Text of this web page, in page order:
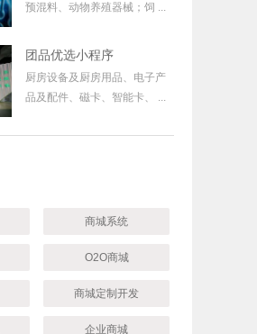
预混料、动物养殖器械；饲 ...
团品优选小程序
厨房设备及厨房用品、电子产
品及配件、磁卡、智能卡、 ...
商城系统
O2O商城
商城定制开发
企业商城